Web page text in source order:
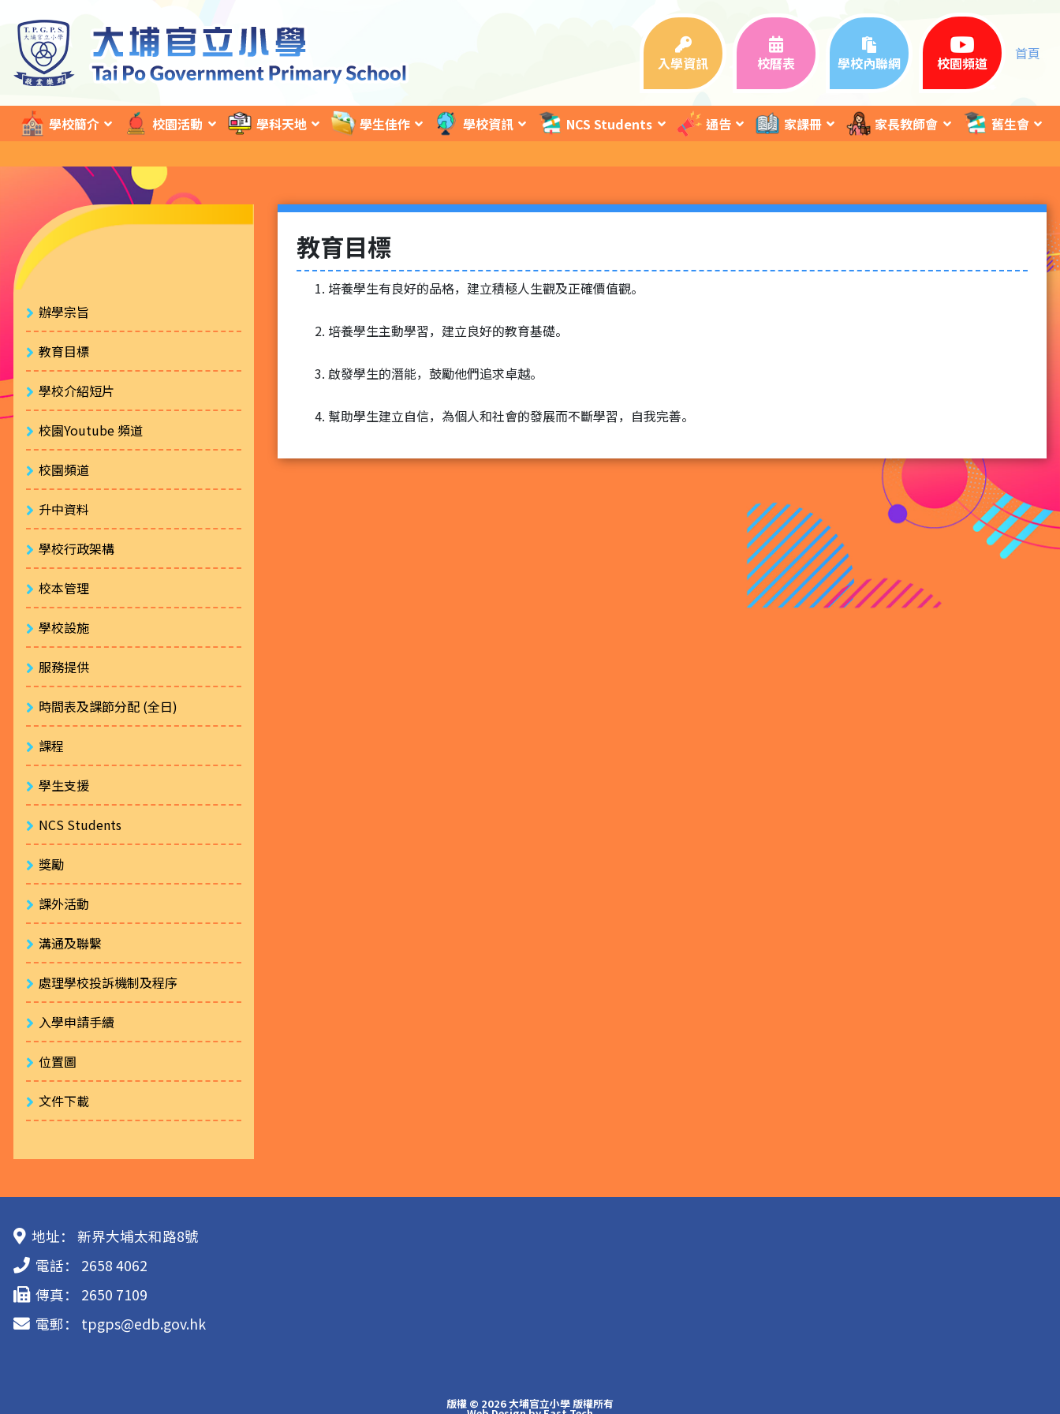
入學資訊 校曆表 學校內聯網 校園頻道
首頁
學校簡介 校園活動 學科天地 學生佳作 學校資訊 NCS Students 通告 家課冊 家長教師會 舊生會
辦學宗旨
教育目標
學校介紹短片
校園Youtube 頻道
校園頻道
升中資料
學校行政架構
校本管理
學校設施
服務提供
時間表及課節分配 (全日)
課程
學生支援
NCS Students
獎勵
課外活動
溝通及聯繫
處理學校投訴機制及程序
入學申請手續
位置圖
文件下載
教育目標
培養學生有良好的品格，建立積極人生觀及正確價值觀。
培養學生主動學習，建立良好的教育基礎。
啟發學生的潛能，鼓勵他們追求卓越。
幫助學生建立自信，為個人和社會的發展而不斷學習，自我完善。
地址：
新界大埔太和路8號
電話：
2658 4062
傳真：
2650 7109
電郵：
tpgps@edb.gov.hk
版權 © 2026 大埔官立小學 版權所有